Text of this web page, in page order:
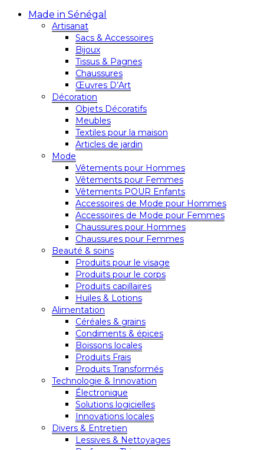
Made in Sénégal
Artisanat
Sacs & Accessoires
Bijoux
Tissus & Pagnes
Chaussures
Œuvres D’Art
Décoration
Objets Décoratifs
Meubles
Textiles pour la maison
Articles de jardin
Mode
Vêtements pour Hommes
Vêtements pour Femmes
Vêtements POUR Enfants
Accessoires de Mode pour Hommes
Accessoires de Mode pour Femmes
Chaussures pour Hommes
Chaussures pour Femmes
Beauté & soins
Produits pour le visage
Produits pour le corps
Produits capillaires
Huiles & Lotions
Alimentation
Céréales & grains
Condiments & épices
Boissons locales
Produits Frais
Produits Transformés
Technologie & Innovation
Électronique
Solutions logicielles
Innovations locales
Divers & Entretien
Lessives & Nettoyages